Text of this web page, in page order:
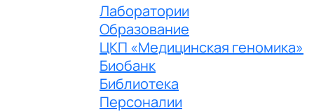
Лаборатории
Образование
ЦКП «Медицинская геномика»
Биобанк
Библиотека
Персоналии